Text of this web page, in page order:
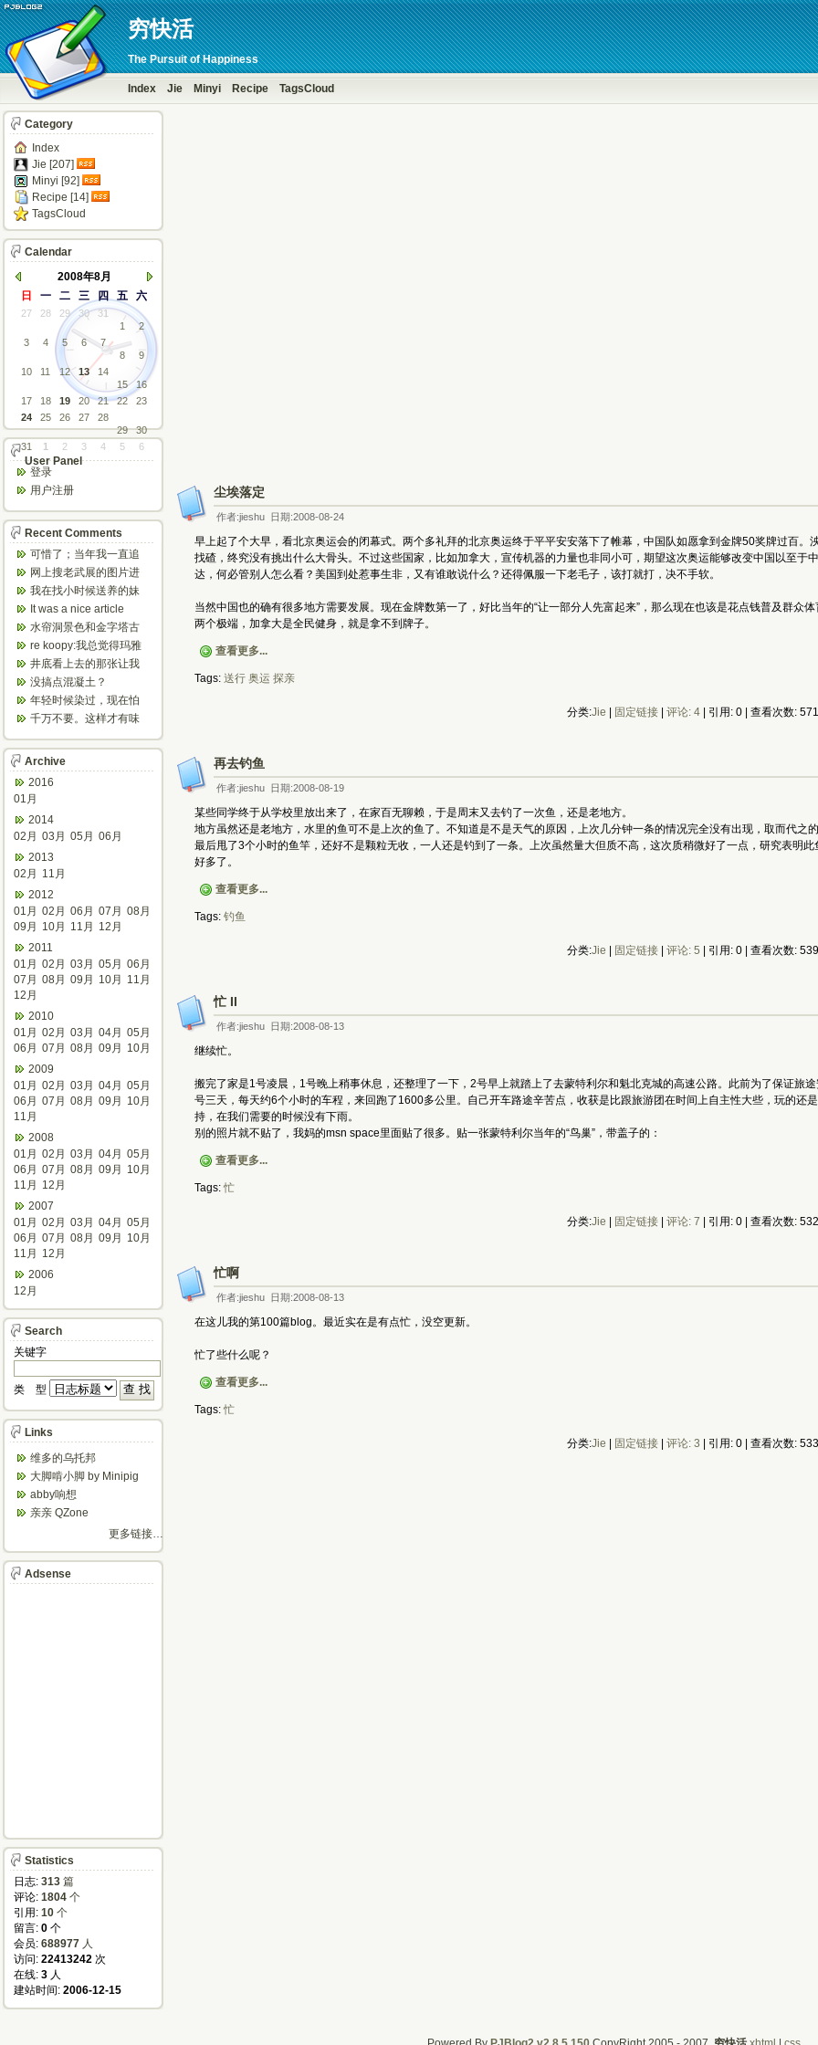
穷快活
The Pursuit of Happiness
Index Jie Minyi Recipe TagsCloud
尘埃落定
作者:jieshu 日期:2008-08-24
早上起了个大早，看北京奥运会的闭幕式。两个多礼拜的北京奥运终于平平安安落下了帷幕，中国队如愿拿到金牌50奖牌过百。
找碴，终究没有挑出什么大骨头。不过这些国家，比如加拿大，宣传机器的力量也非同小可，期望这次奥运能够改变中国以至
达，何必管别人怎么看？美国到处惹事生非，又有谁敢说什么？还得佩服一下老毛子，该打就打，决不手软。
当然中国也的确有很多地方需要发展。现在金牌数第一了，好比当年的“让一部分人先富起来”，那么现在也该是花点钱普及群众
两个极端，加拿大是全民健身，就是拿不到牌子。
查看更多...
Tags: 送行 奥运 探亲
分类:Jie 固定链接| 评论: 4| 引用: 0 | 查看次数:
再去钓鱼
作者:jieshu 日期:2008-08-19
某些同学终于从学校里放出来了，在家百无聊赖，于是周末又去钓了一次鱼，还是老地方。
地方虽然还是老地方，水里的鱼可不是上次的鱼了。不知道是不是天气的原因，上次几分钟一条的情况完全没有出现，取而代之
最后甩了3个小时的鱼竿，还好不是颗粒无收，一人还是钓到了一条。上次虽然量大但质不高，这次质稍微好了一点，研究表明
好多了。
查看更多...
Tags: 钓鱼
分类:Jie 固定链接| 评论: 5 | 引用: 0 | 查看次数:
忙 II
作者:jieshu 日期:2008-08-13
继续忙。
搬完了家是1号凌晨，1号晚上稍事休息，还整理了一下，2号早上就踏上了去蒙特利尔和魁北克城的高速公路。此前为了保证旅
号三天，每天约6个小时的车程，来回跑了1600多公里。自己开车路途辛苦点，收获是比跟旅游团在时间上自主性大些，玩的还
持，在我们需要的时候没有下雨。
别的照片就不贴了，我妈的msn space里面贴了很多。贴一张蒙特利尔当年的“鸟巢”，带盖子的：
查看更多...
Tags:忙
分类:Jie 固定链接| 评论: 7 | 引用: 0 | 查看次数:
忙啊
作者:jieshu 日期:2008-08-13
在这儿我的第100篇blog。最近实在是有点忙，没空更新。
忙了些什么呢？
查看更多...
Tags:忙
分类:Jie 固定链接| 评论: 3 | 引用: 0 | 查看次数:
Category
Index
Jie [207]
Minyi [92]
Recipe [14]
TagsCloud
Calendar
2008年8月
日
一 二 三 四 五 六
27 28 29 30
31
1
2
3
4 5 6
7
8
9
10
11 12 13
14
15
16
17
18 19 20 21 22
23
24
25 26 27
28
29
30
31
1 2 3 4 5 6
User Panel
登录
用户注册
Recent Comments
可惜了；当年我一直追
着这个，看博主夫妇一
步步在多伦...
网上搜老武展的图片进
来了，一晃是你十年前
的帖子，时...
我在找小时候送养的妹
妹，有人QQ找我说找到
了匹配的...
It was a nice article
and...
水帘洞景色和金字塔古
迹都不错。
re koopy:我总觉得玛雅
人见过外星人。不然哪...
井底看上去的那张让我
想起了蝙蝠侠。。下棋
那张会不会...
没搞点混凝土？
年轻时候染过，现在怕
伤头发不敢染了。不过
千万不要。这样才有味
气场。
Archive
2016
01月
2014
02月 03月 05月 06月
2013
02月
11月
2012
01月 02月 06月 07月 08月
09月
10月 11月
12月
2011
01月 02月 03月 05月 06月
07月 08月 09月 10月
11月
12月
2010
01月 02月 03月 04月 05月
06月 07月 08月 09月
10月
2009
01月 02月 03月 04月 05月
06月 07月 08月 09月
10月
11月
2008
01月 02月 03月 04月 05月
06月 07月 08月 09月
10月
11月
12月
2007
01月 02月 03月 04月 05月
06月 07月 08月 09月
10月
11月
12月
2006
12月
Search
关键字
类 型
Links
维多的乌托邦
大脚啃小脚 by Minipig
abby响想
亲亲 QZone
更多链接…
Adsense
Statistics
日志: 313 篇
评论: 1804 个
引用: 10 个
留言: 0 个
会员: 688977 人
访问: 22413242 次
在线: 3 人
建站时间: 2006-12-15